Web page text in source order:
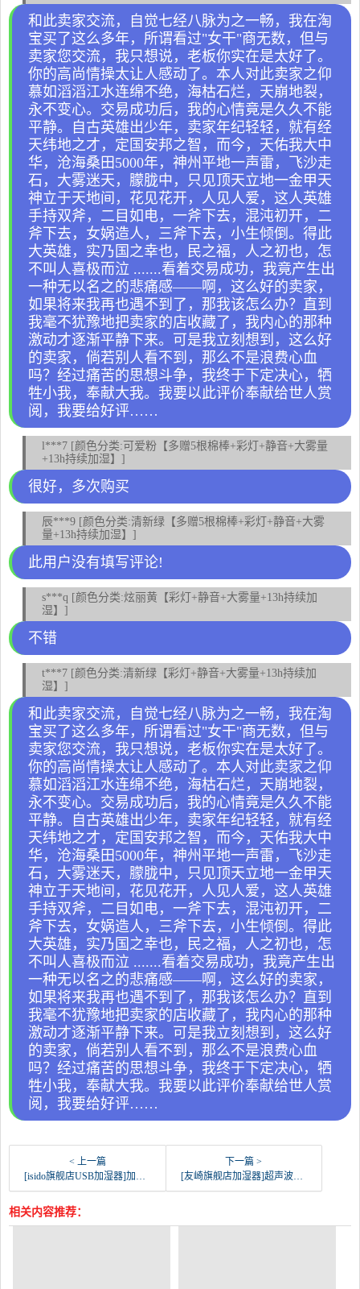
和此卖家交流，自觉七经八脉为之一畅，我在淘
宝买了这么多年，所谓看过"女干"商无数，但与
卖家您交流，我只想说，老板你实在是太好了。
你的高尚情操太让人感动了。本人对此卖家之仰
慕如滔滔江水连绵不绝，海枯石烂，天崩地裂，
永不变心。交易成功后，我的心情竟是久久不能
平静。自古英雄出少年，卖家年纪轻轻，就有经
天纬地之才，定国安邦之智，而今，天佑我大中
华，沧海桑田5000年，神州平地一声雷，飞沙走
石，大雾迷天，朦胧中，只见顶天立地一金甲天
神立于天地间，花见花开，人见人爱，这人英雄
手持双斧，二目如电，一斧下去，混沌初开，二
斧下去，女娲造人，三斧下去，小生倾倒。得此
大英雄，实乃国之幸也，民之福，人之初也，怎
不叫人喜极而泣 .......看着交易成功，我竟产生出
一种无以名之的悲痛感——啊，这么好的卖家，
如果将来我再也遇不到了，那我该怎么办？直到
我毫不犹豫地把卖家的店收藏了，我内心的那种
激动才逐渐平静下来。可是我立刻想到，这么好
的卖家，倘若别人看不到，那么不是浪费心血
吗？经过痛苦的思想斗争，我终于下定决心，牺
牲小我，奉献大我。我要以此评价奉献给世人赏
阅，我要给好评……
l***7 [颜色分类:可爱粉【多赠5根棉棒+彩灯+静音+大雾量
+13h持续加湿】]
很好，多次购买
辰***9 [颜色分类:清新绿【多赠5根棉棒+彩灯+静音+大雾
量+13h持续加湿】]
此用户没有填写评论!
s***q [颜色分类:炫丽黄【彩灯+静音+大雾量+13h持续加
湿】]
不错
t***7 [颜色分类:清新绿【彩灯+静音+大雾量+13h持续加
湿】]
和此卖家交流，自觉七经八脉为之一畅，我在淘
宝买了这么多年，所谓看过"女干"商无数，但与
卖家您交流，我只想说，老板你实在是太好了。
你的高尚情操太让人感动了。本人对此卖家之仰
慕如滔滔江水连绵不绝，海枯石烂，天崩地裂，
永不变心。交易成功后，我的心情竟是久久不能
平静。自古英雄出少年，卖家年纪轻轻，就有经
天纬地之才，定国安邦之智，而今，天佑我大中
华，沧海桑田5000年，神州平地一声雷，飞沙走
石，大雾迷天，朦胧中，只见顶天立地一金甲天
神立于天地间，花见花开，人见人爱，这人英雄
手持双斧，二目如电，一斧下去，混沌初开，二
斧下去，女娲造人，三斧下去，小生倾倒。得此
大英雄，实乃国之幸也，民之福，人之初也，怎
不叫人喜极而泣 .......看着交易成功，我竟产生出
一种无以名之的悲痛感——啊，这么好的卖家，
如果将来我再也遇不到了，那我该怎么办？直到
我毫不犹豫地把卖家的店收藏了，我内心的那种
激动才逐渐平静下来。可是我立刻想到，这么好
的卖家，倘若别人看不到，那么不是浪费心血
吗？经过痛苦的思想斗争，我终于下定决心，牺
牲小我，奉献大我。我要以此评价奉献给世人赏
阅，我要给好评……
< 上一篇
[isido旗舰店USB加湿器]加湿器大容量家用静音卧室小型小米孕妇月销量108件仅售55元
下一篇 >
[友崎旗舰店加湿器]超声波空气香薰加湿器家用小型静音精油月销量119件仅售148元
相关内容推荐：